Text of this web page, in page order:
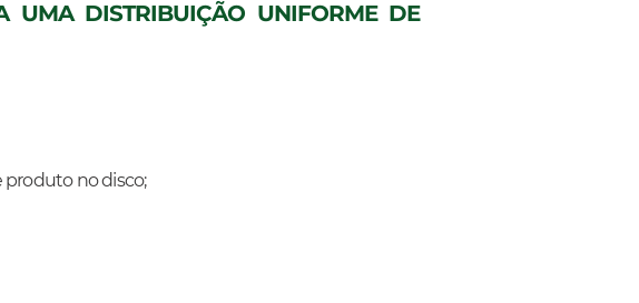
UMA DISTRIBUIÇÃO UNIFORME DE
no disco;